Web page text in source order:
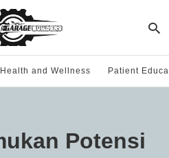
Health and Wellness Patient
Potensi